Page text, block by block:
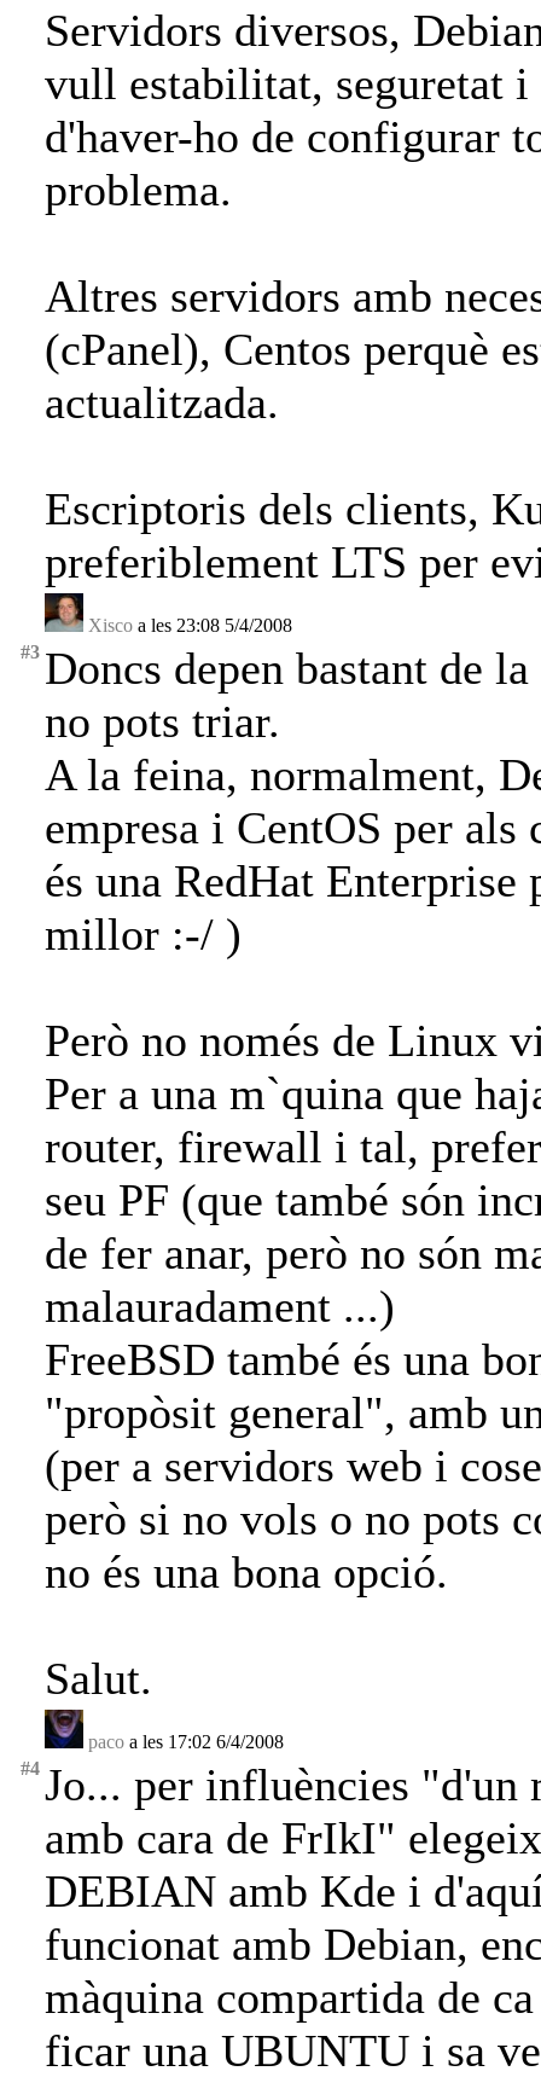
Servidors diversos,
vull estabilitat, seguretat
d'haver-ho de configurar
problema.
Altres servidors amb
(cPanel), Centos perquè
actualitzada.
Escriptoris dels clients,
preferiblement LTS per
Xisco a les 23:08 5/4/2008
#3 Doncs depen bastant de
no pots triar.
A la feina, normalment,
empresa i CentOS per
és una RedHat Enterprise
millor :-/ )
Però no només de Linux
Per a una m`quina que
router, firewall i tal,
seu PF (que també són
de fer anar, però no són
malauradament ...)
FreeBSD també és una
"propòsit general", amb
(per a servidors web i
però si no vols o no pots
no és una bona opció.
Salut.
paco a les 17:02 6/4/2008
#4 Jo... per influències "d'un
amb cara de FrIkI"
DEBIAN amb Kde i
funcionat amb Debian,
màquina compartida de
ficar una UBUNTU i sa